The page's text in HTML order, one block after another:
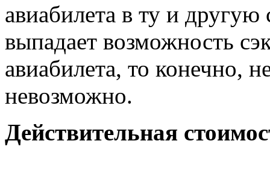
авиабилета в ту и
выпадает возможность
авиабилета, то конечно,
невозможно.
Действительная